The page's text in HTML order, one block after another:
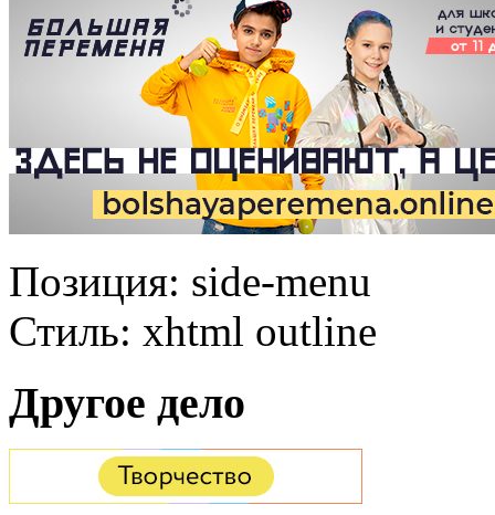
Позиция: side-menu
Стиль: xhtml outline
Другое дело